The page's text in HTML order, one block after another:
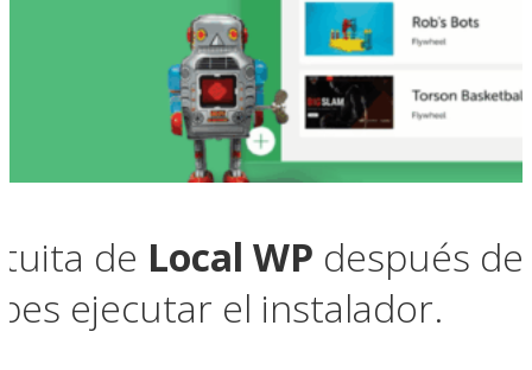
de Local WP después
ejecutar el instalador.